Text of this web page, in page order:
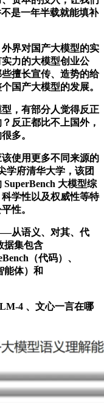
是一年半载就能填补
界对国产大模型的实
力的大模型创业公
擅长宣传、造势的给
国产大模型的发展。
，有部分人觉得反正
反正都比不上国外，
多。
使用更多不同来源的
学府清华大学，该团
大模型综
学性以及权威性等特
性。
从语义、对其、代
据集包含
（代码）、
能体）和
4 、文心一言在哪